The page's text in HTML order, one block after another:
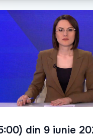
din 9 iunie